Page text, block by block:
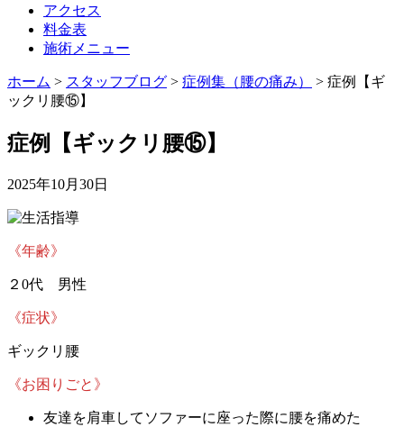
アクセス
料金表
施術メニュー
ホーム > スタッフブログ > 症例集（腰の痛み） > 症例【ギ
ックリ腰⑮】
症例【ギックリ腰⑮】
2025年10月30日
《年齢》
２0代 男性
《症状》
ギックリ腰
《お困りごと》
友達を肩車してソファーに座った際に腰を痛めた